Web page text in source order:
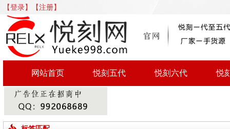
【登录】 【注册】
网站首页 悦刻五代 悦刻六代 悦